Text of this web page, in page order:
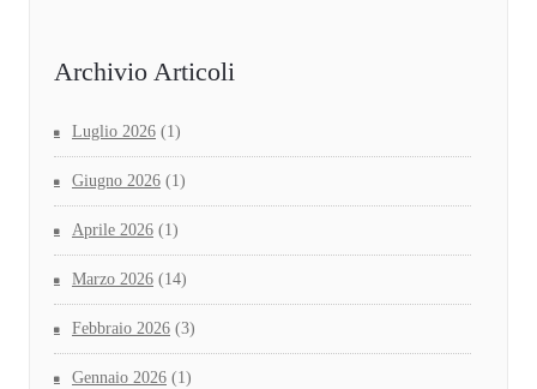
Archivio Articoli
Luglio 2026 (1)
Giugno 2026 (1)
Aprile 2026 (1)
Marzo 2026 (14)
Febbraio 2026 (3)
Gennaio 2026 (1)